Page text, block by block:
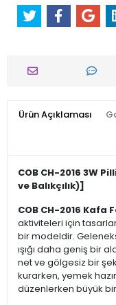
Ürün Açıklaması
COB CH-2016 3W
ve Balıkçılık)]
COB CH-2016 Kafa
aktiviteleri için
bir modeldir.
ışığı daha geniş bir
net ve gölgesiz bir
kurarken, yemek
düzenlerken büyük